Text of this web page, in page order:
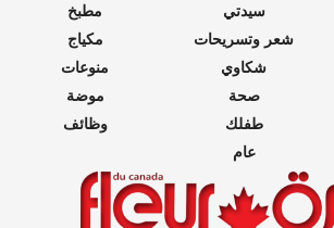
سيدتي
شعر وتسريحات
شكاوي
صحة
طفلك
عام
مطبخ
مكياج
منوعات
موضة
وظائف